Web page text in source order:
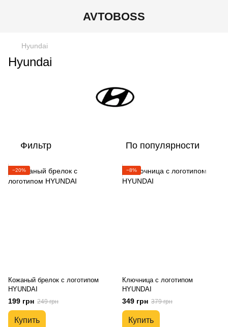
AVTOBOSS
Hyundai
Hyundai
Фильтр По популярности
−20%
Кожаный брелок с логотипом
HYUNDAI
199 грн 249 грн
Купить
−8%
Ключница с логотипом
HYUNDAI
349 грн 379 грн
Купить